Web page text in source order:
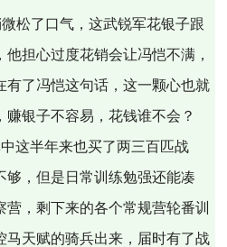
松了口气，这武锐军花银子跟
担心过度花销会让冯恺不满，
有了冯恺这句话，这一颗心也就
银子不容易，花钱谁不会？
这半年来也买了两三百匹战
够，但是日常训练勉强还能凑
，剩下来的各个常规营轮番训
马天赋的骑兵出来，届时有了战